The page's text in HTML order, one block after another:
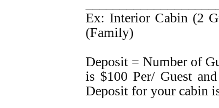
Ex: Interior Cabin (2
(Family)
Deposit = Number of
is $100 Per/ Guest
Deposit for your cabin